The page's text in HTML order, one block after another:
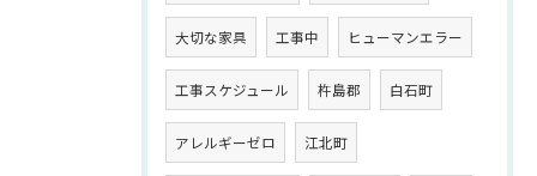
大切な家具 工事中 ヒューマンエラー
工事スケジュール 杵島郡 白石町
アレルギーゼロ 江北町